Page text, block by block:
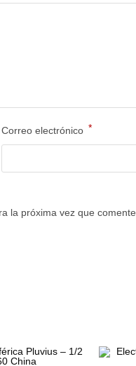
Correo electrónico *
la próxima vez que comente.